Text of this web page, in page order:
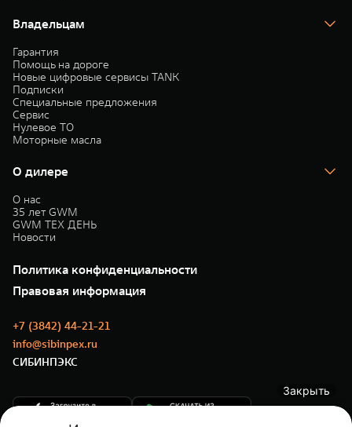
Владельцам
Гарантия
Помощь на дороге
Новые цифровые сервисы TANK
Подписки
Специальные предложения
Сервис
Нулевое ТО
Моторные масла
О дилере
О нас
35 лет GWM
GWM ТЕХ ДЕНЬ
Новости
Политика конфиденциальности
Правовая информация
+7 (3842) 44-21-21
info@sibinpex.ru
СИБИНПЭКС
Закрыть